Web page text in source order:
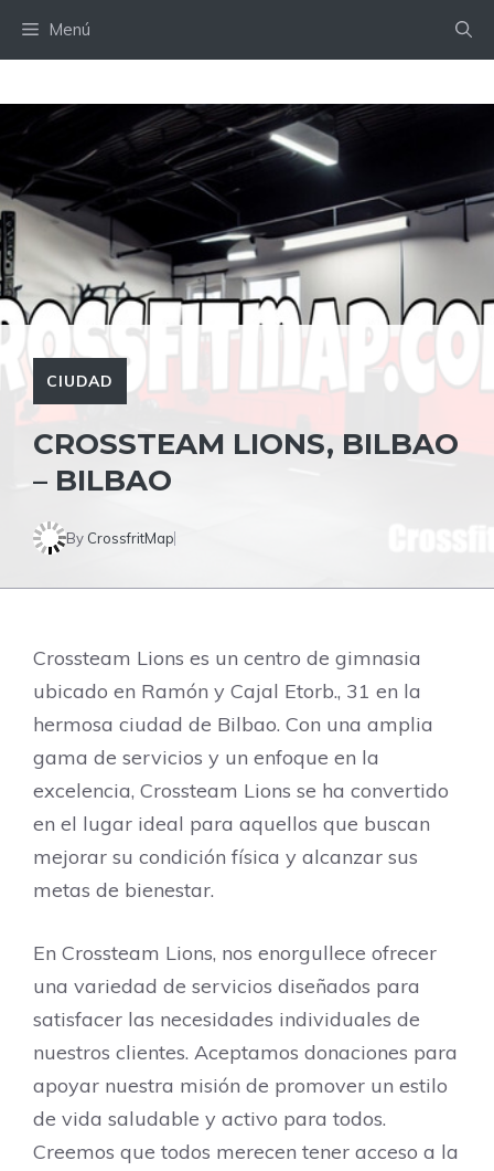
Menú
CIUDAD
CROSSTEAM LIONS, BILBAO
– BILBAO
By CrossfritMap
Crossteam Lions es un centro de gimnasia
ubicado en Ramón y Cajal Etorb., 31 en la
hermosa ciudad de Bilbao. Con una amplia
gama de servicios y un enfoque en la
excelencia, Crossteam Lions se ha convertido
en el lugar ideal para aquellos que buscan
mejorar su condición física y alcanzar sus
metas de bienestar.
En Crossteam Lions, nos enorgullece ofrecer
una variedad de servicios diseñados para
satisfacer las necesidades individuales de
nuestros clientes. Aceptamos donaciones para
apoyar nuestra misión de promover un estilo
de vida saludable y activo para todos.
Creemos que todos merecen tener acceso a la